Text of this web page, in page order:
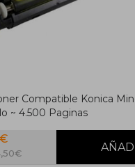
Compatible Konica
~ 4.500 Paginas